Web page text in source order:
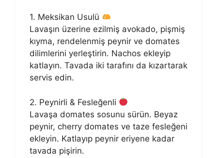
1. Meksikan Usulü
Lavaşın üzerine ezilmiş avokado, pişmiş
kıyma, rendelenmiş peynir ve domates
dilimlerini yerleştirin. Nachos ekleyip
katlayın. Tavada iki tarafını da kızartarak
servis edin.
2. Peynirli & Fesleğenli
Lavaşa domates sosunu sürün. Beyaz
peynir, cherry domates ve taze fesleğeni
ekleyin. Katlayıp peynir eriyene kadar
tavada pişirin.